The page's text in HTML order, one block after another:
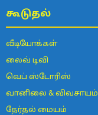
கூடுதல்
வீடியோக்கள்
லைவ் டிவி
வெப் ஸ்டோரிஸ்
வானிலை & விவசாயம்
தேர்தல் மையம்